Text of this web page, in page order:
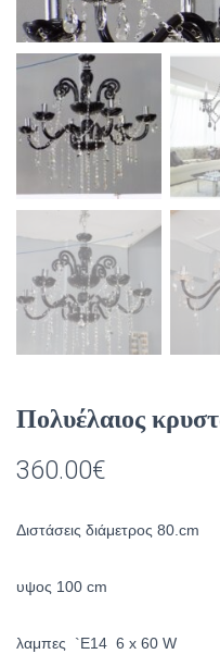
Πολυέλαιος
360.00€
Διστάσεις διάμετρος 80.cm
υψος 100 cm
λαμπες `Ε14 6 x 60 W